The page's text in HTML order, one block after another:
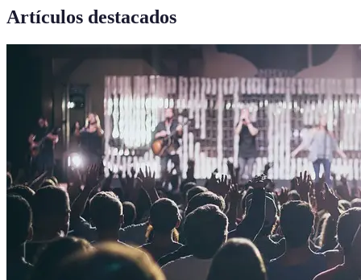
Artículos destacados